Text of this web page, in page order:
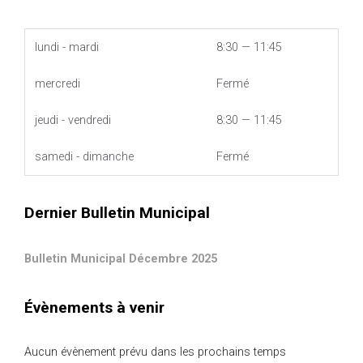
lundi - mardi 8:30 — 11:45
mercredi Fermé
jeudi - vendredi 8:30 — 11:45
samedi - dimanche Fermé
Dernier Bulletin Municipal
Bulletin Municipal Décembre 2025
Évènements à venir
Aucun évènement prévu dans les prochains temps